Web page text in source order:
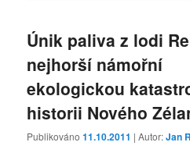
Únik paliva z lodi
nejhorší námořní
ekologickou
historii Nového
Publikováno11.10.2011 | Autor:Jan